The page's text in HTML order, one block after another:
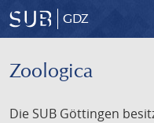
GDZ
Zoologica
Die SUB Göttingen